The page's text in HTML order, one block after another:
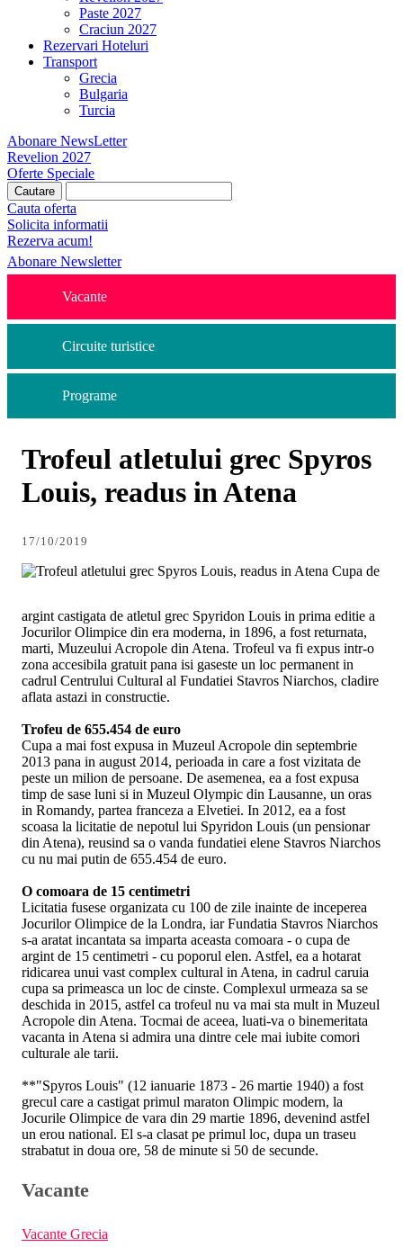
Paste 2027
Craciun 2027
Rezervari Hoteluri
Transport
Grecia
Bulgaria
Turcia
Abonare NewsLetter
Revelion 2027
Oferte Speciale
Cauta oferta
Solicita informatii
Rezerva acum!
Abonare Newsletter
Vacante
Circuite turistice
Programe
Trofeul atletului grec Spyros
Louis, readus in Atena
17/10/2019
Cupa de
argint castigata de atletul grec Spyridon Louis in prima editie a
Jocurilor Olimpice din era moderna, in 1896, a fost returnata,
marti, Muzeului Acropole din Atena. Trofeul va fi expus intr-o
zona accesibila gratuit pana isi gaseste un loc permanent in
cadrul Centrului Cultural al Fundatiei Stavros Niarchos, cladire
aflata astazi in constructie.
Trofeu de 655.454 de euro
Cupa a mai fost expusa in Muzeul Acropole din septembrie
2013 pana in august 2014, perioada in care a fost vizitata de
peste un milion de persoane. De asemenea, ea a fost expusa
timp de sase luni si in Muzeul Olympic din Lausanne, un oras
in Romandy, partea franceza a Elvetiei. In 2012, ea a fost
scoasa la licitatie de nepotul lui Spyridon Louis (un pensionar
din Atena), reusind sa o vanda fundatiei elene Stavros Niarchos
cu nu mai putin de 655.454 de euro.
O comoara de 15 centimetri
Licitatia fusese organizata cu 100 de zile inainte de inceperea
Jocurilor Olimpice de la Londra, iar Fundatia Stavros Niarchos
s-a aratat incantata sa imparta aceasta comoara - o cupa de
argint de 15 centimetri - cu poporul elen. Astfel, ea a hotarat
ridicarea unui vast complex cultural in Atena, in cadrul caruia
cupa sa primeasca un loc de cinste. Complexul urmeaza sa se
deschida in 2015, astfel ca trofeul nu va mai sta mult in Muzeul
Acropole din Atena. Tocmai de aceea, luati-va o binemeritata
vacanta in Atena si admira una dintre cele mai iubite comori
culturale ale tarii.
**"Spyros Louis" (12 ianuarie 1873 - 26 martie 1940) a fost
grecul care a castigat primul maraton Olimpic modern, la
Jocurile Olimpice de vara din 29 martie 1896, devenind astfel
un erou national. El s-a clasat pe primul loc, dupa un traseu
strabatut in doua ore, 58 de minute si 50 de secunde.
Vacante
Vacante Grecia